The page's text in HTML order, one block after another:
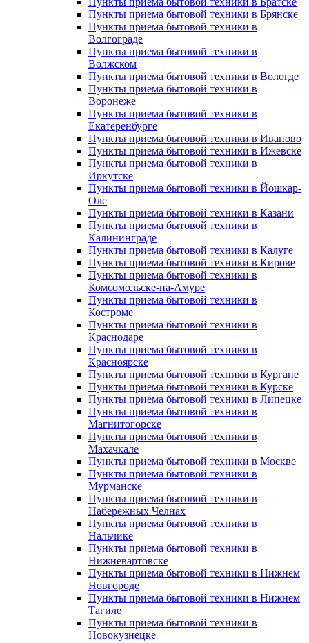
Пункты приема бытовой техники в Брянске
Пункты приема бытовой техники в
Волгограде
Пункты приема бытовой техники в
Волжском
Пункты приема бытовой техники в Вологде
Пункты приема бытовой техники в
Воронеже
Пункты приема бытовой техники в
Екатеренбурге
Пункты приема бытовой техники в Иваново
Пункты приема бытовой техники в Ижевске
Пункты приема бытовой техники в
Иркутске
Пункты приема бытовой техники в Йошкар-
Оле
Пункты приема бытовой техники в Казани
Пункты приема бытовой техники в
Калининграде
Пункты приема бытовой техники в Калуге
Пункты приема бытовой техники в Кирове
Пункты приема бытовой техники в
Комсомольске-на-Амуре
Пункты приема бытовой техники в
Костроме
Пункты приема бытовой техники в
Краснодаре
Пункты приема бытовой техники в
Красноярске
Пункты приема бытовой техники в Кургане
Пункты приема бытовой техники в Курске
Пункты приема бытовой техники в Липецке
Пункты приема бытовой техники в
Магнитогорске
Пункты приема бытовой техники в
Махачкале
Пункты приема бытовой техники в Москве
Пункты приема бытовой техники в
Мурманске
Пункты приема бытовой техники в
Набережных Челнах
Пункты приема бытовой техники в
Нальчике
Пункты приема бытовой техники в
Нижневартовске
Пункты приема бытовой техники в Нижнем
Новгороде
Пункты приема бытовой техники в Нижнем
Тагиле
Пункты приема бытовой техники в
Новокузнецке